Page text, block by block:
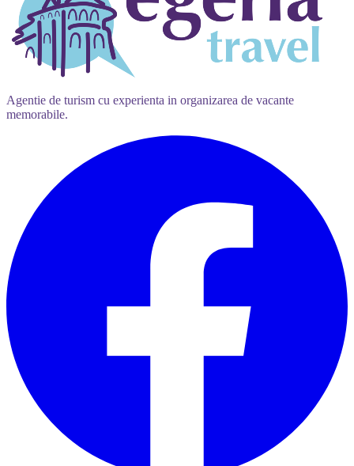
Agentie de turism cu experienta in organizarea de vacante
memorabile.